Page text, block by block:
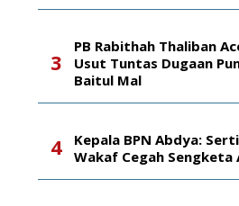
PB Rabithah Thaliban
Usut Tuntas Dugaan
Baitul Mal
Kepala BPN Abdya:
Wakaf Cegah Sengketa